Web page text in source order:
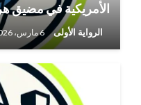
الأمريكية في مضيق
الرواية الأولى 6 مارس، 2026